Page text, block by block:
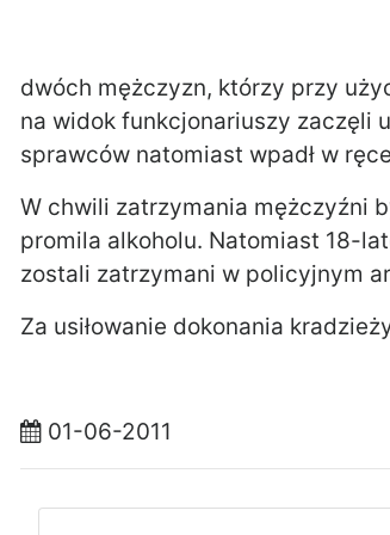
dwóch mężczyzn, którzy przy
na widok funkcjonariuszy zaczęli
sprawców natomiast wpadł w
W chwili zatrzymania mężczyźni
promila alkoholu. Natomiast 18-
zostali zatrzymani w policyjnym
Za usiłowanie dokonania
01-06-2011